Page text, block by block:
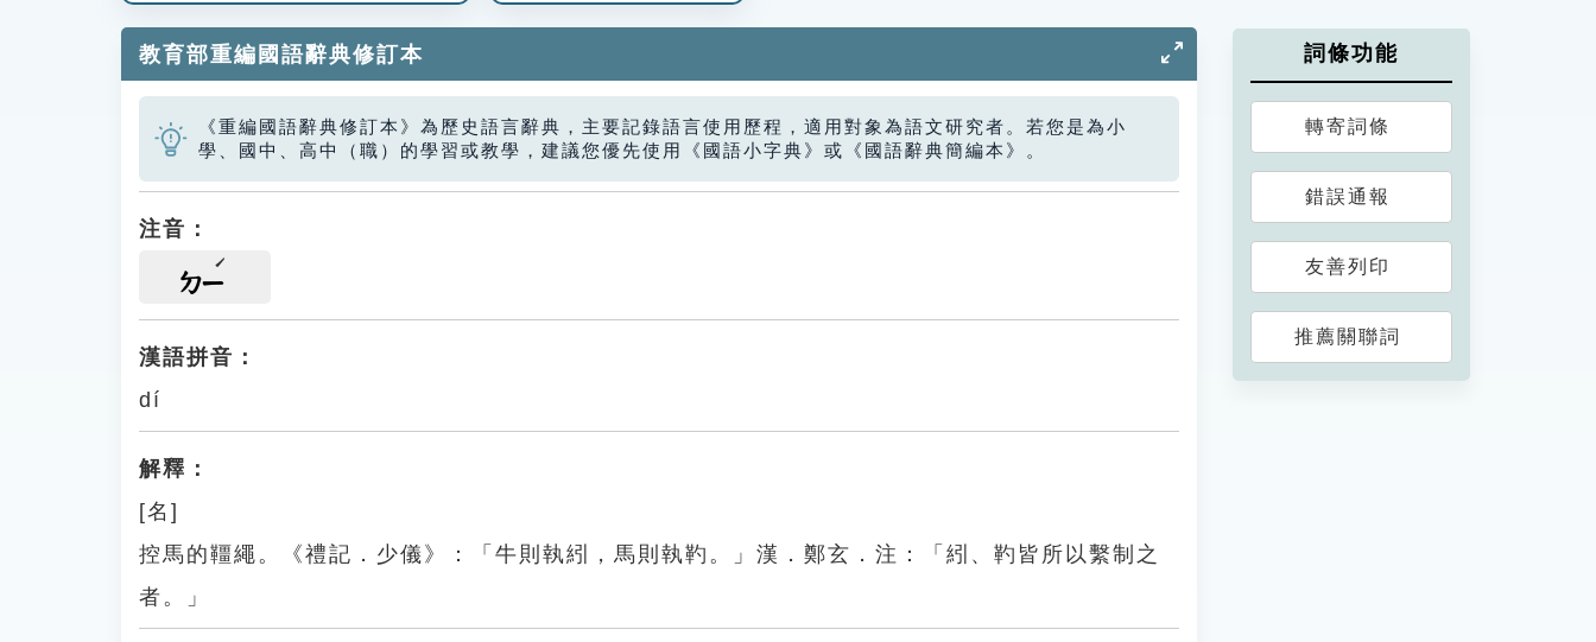
教育部重編國語辭典修訂本
《重編國語辭典修訂本》為歷史語言辭典，主要記錄語言使用歷程，適用對象為語文研究者。若您是為小
學、國中、高中（職）的學習或教學，建議您優先使用《國語小字典》或《國語辭典簡編本》。
注音：
ㄉㄧ
漢語拼音：
dí
解釋：
[名]
控馬的韁繩。《禮記．少儀》：「牛則執紖，馬則執靮。」漢．鄭玄．注：「紖、靮皆所以繫制之
者。」
詞條功能
轉寄詞條
錯誤通報
友善列印
推薦關聯詞